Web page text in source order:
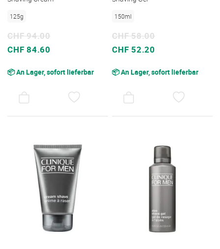
125g
Sonderpreis
CHF 84.60
CHF 94.00
📦 An Lager, sofort lieferbar
150ml
Sonderpreis
CHF 52.20
CHF 58.00
📦 An Lager, sofort lieferbar